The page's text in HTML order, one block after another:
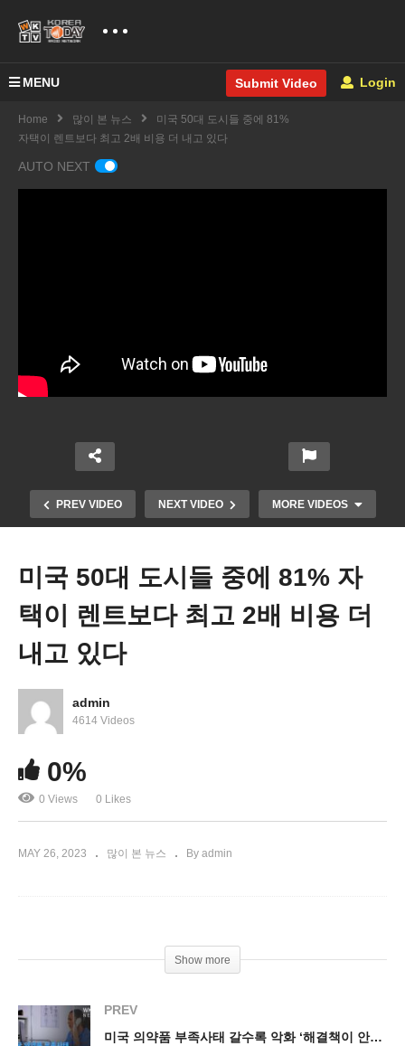
MENU Submit Video Login
Home 많이 본 뉴스
미국 50대 도시들 중에 81%
자택이 렌트보다 최고 2배 비용 더 내고 있다
AUTO NEXT
PREV VIDEO NEXT VIDEO MORE VIDEOS
바이든 맥카시 예산합의 타결 근접 ‘국가 디폴트 없
을 것’
미국 50대 도시들 중에 81% 자
택이 렌트보다 최고 2배 비용 더
내고 있다
admin
4614 Videos
0%
0 Views 0 Likes
MAY 26, 2023 많이 본 뉴스 By admin
Show more
PREV
미국 의약품 부족사태 갈수록 악화 ‘해결책이 안보인다’